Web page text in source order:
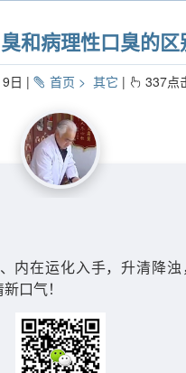
和病理性口臭的区
日 首页 其它 337点
内在运化入手，升清降
口气！